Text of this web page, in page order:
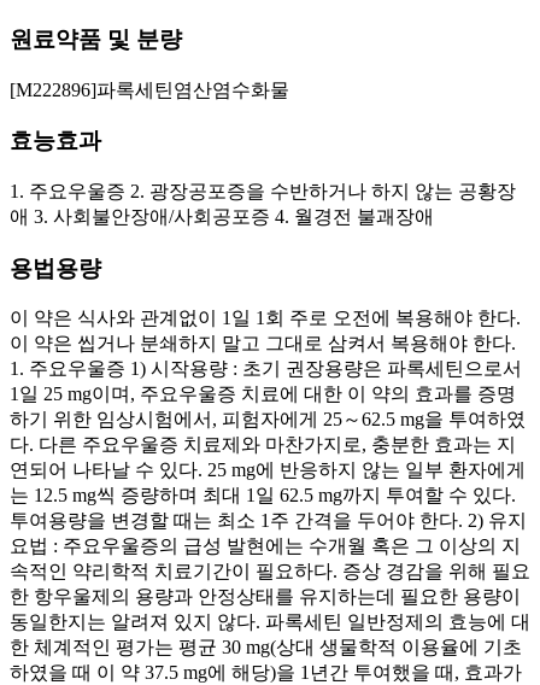
원료약품 및 분량
[M222896]파록세틴염산염수화물
효능효과
1. 주요우울증 2. 광장공포증을 수반하거나 하지 않는 공황장
애 3. 사회불안장애/사회공포증 4. 월경전 불괘장애
용법용량
이 약은 식사와 관계없이 1일 1회 주로 오전에 복용해야 한다.
이 약은 씹거나 분쇄하지 말고 그대로 삼켜서 복용해야 한다.
1. 주요우울증 1) 시작용량 : 초기 권장용량은 파록세틴으로서
1일 25 mg이며, 주요우울증 치료에 대한 이 약의 효과를 증명
하기 위한 임상시험에서, 피험자에게 25～62.5 mg을 투여하였
다. 다른 주요우울증 치료제와 마찬가지로, 충분한 효과는 지
연되어 나타날 수 있다. 25 mg에 반응하지 않는 일부 환자에게
는 12.5 mg씩 증량하며 최대 1일 62.5 mg까지 투여할 수 있다.
투여용량을 변경할 때는 최소 1주 간격을 두어야 한다. 2) 유지
요법 : 주요우울증의 급성 발현에는 수개월 혹은 그 이상의 지
속적인 약리학적 치료기간이 필요하다. 증상 경감을 위해 필요
한 항우울제의 용량과 안정상태를 유지하는데 필요한 용량이
동일한지는 알려져 있지 않다. 파록세틴 일반정제의 효능에 대
한 체계적인 평가는 평균 30 mg(상대 생물학적 이용율에 기초
하였을 때 이 약 37.5 mg에 해당)을 1년간 투여했을 때, 효과가